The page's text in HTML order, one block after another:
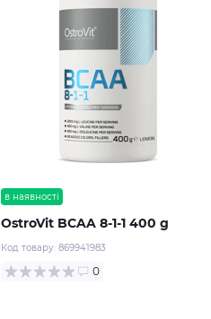
в наявності
OstroVit BCAA 8-1-1 400 g
Код товару:869941983
0